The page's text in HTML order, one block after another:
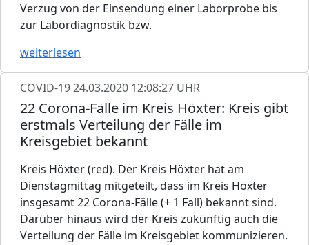
Verzug von der Einsendung einer Laborprobe bis
zur Labordiagnostik bzw.
weiterlesen
COVID-1924.03.2020 12:08:27 UHR
22 Corona-Fälle im Kreis Höxter: Kreis gibt
erstmals Verteilung der Fälle im
Kreisgebiet bekannt
Kreis Höxter (red). Der Kreis Höxter hat am
Dienstagmittag mitgeteilt, dass im Kreis Höxter
insgesamt 22 Corona-Fälle (+ 1 Fall) bekannt sind.
Darüber hinaus wird der Kreis zukünftig auch die
Verteilung der Fälle im Kreisgebiet kommunizieren.